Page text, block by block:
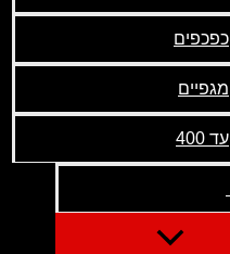
כפכפים
מגפיים
עד 400